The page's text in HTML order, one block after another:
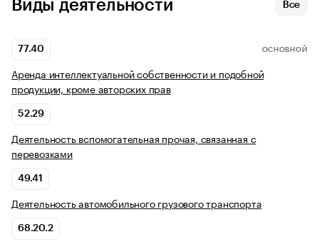
Виды деятельности Все
77.40 ОСНОВНОЙ
Аренда интеллектуальной собственности и подобной
продукции, кроме авторских прав
52.29
Деятельность вспомогательная прочая, связанная с
перевозками
49.41
Деятельность автомобильного грузового транспорта
68.20.2